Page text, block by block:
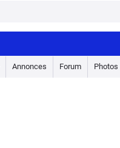
Annonces Forum Photos